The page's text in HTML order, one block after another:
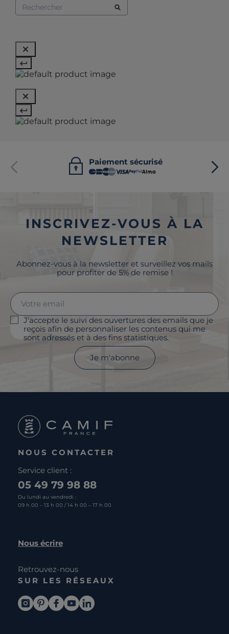
Paiement sécurisé
INSCRIVEZ-VOUS À LA
NEWSLETTER
Abonnez-vous à la newsletter et surveillez vos mails
pour profiter de 5% de remise !
J'accepte le suivi des ouvertures des emails que je
reçois afin de personnaliser les contenus qui me
sont adressés et à des fins statistiques.
Je m'abonne
NOUS CONTACTER
Service client :
05 49 79 98 88
Du lundi au vendredi :
09 h 00 – 13 h 00 / 14 h 00 – 17 h 00
Nous écrire
Retrouvez-nous
SUR LES RÉSEAUX